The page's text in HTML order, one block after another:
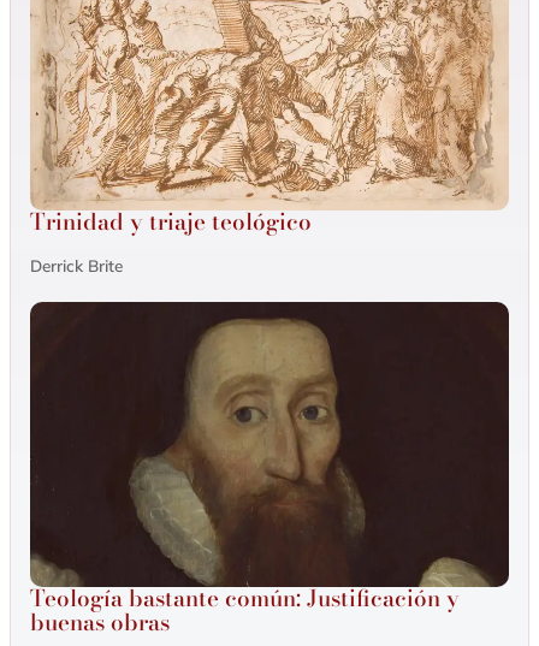
Trinidad y triaje teológico
Derrick Brite
Teología bastante común: Justificación y
buenas obras